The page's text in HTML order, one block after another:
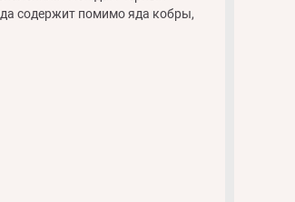
содержит помимо яда кобры,